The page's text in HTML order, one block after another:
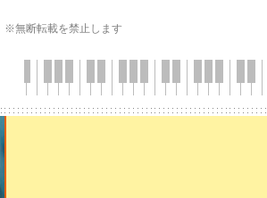
※無断転載を禁止します